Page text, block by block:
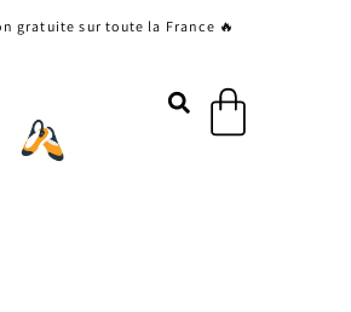
gratuite sur toute la France 🔥
Panier